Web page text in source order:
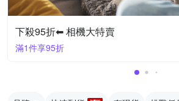
下殺95折⬅︎ 相機大特賣
滿1件享95折